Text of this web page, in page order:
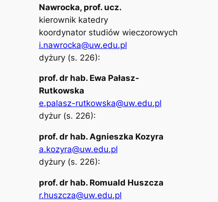
Nawrocka, prof. ucz.
kierownik katedry
koordynator studiów wieczorowych
i.nawrocka@uw.edu.pl
dyżury (s. 226):
prof. dr hab. Ewa Pałasz-
Rutkowska
e.palasz-rutkowska@uw.edu.pl
dyżur (s. 226):
prof. dr hab. Agnieszka Kozyra
a.kozyra@uw.edu.pl
dyżury (s. 226):
prof. dr hab. Romuald Huszcza
r.huszcza@uw.edu.pl